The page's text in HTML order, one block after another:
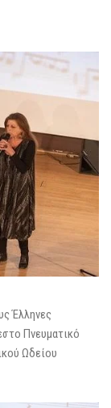
Έλληνες
Πνευματικό
Ωδείου